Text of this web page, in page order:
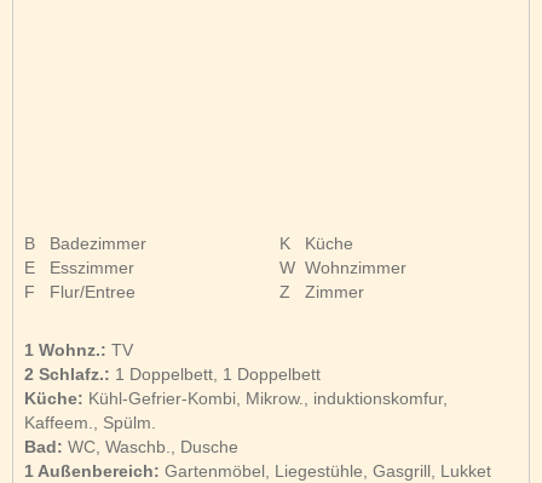
B
Badezimmer
E
Esszimmer
F
Flur/Entree
K
Küche
W Wohnzimmer
Z
Zimmer
1 Wohnz.: TV
2 Schlafz.: 1 Doppelbett, 1 Doppelbett
Küche: Kühl-Gefrier-Kombi, Mikrow., induktionskomfur,
Kaffeem., Spülm.
Bad: WC, Waschb., Dusche
1 Außenbereich: Gartenmöbel, Liegestühle, Gasgrill, Lukket